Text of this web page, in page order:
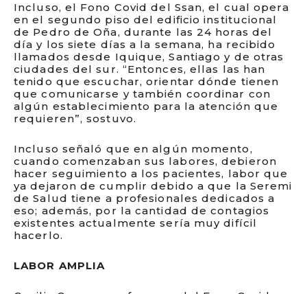
Incluso, el Fono Covid del Ssan, el cual opera
en el segundo piso del edificio institucional
de Pedro de Oña, durante las 24 horas del
día y los siete días a la semana, ha recibido
llamados desde Iquique, Santiago y de otras
ciudades del sur. “Entonces, ellas las han
tenido que escuchar, orientar dónde tienen
que comunicarse y también coordinar con
algún establecimiento para la atención que
requieren”, sostuvo.
Incluso señaló que en algún momento,
cuando comenzaban sus labores, debieron
hacer seguimiento a los pacientes, labor que
ya dejaron de cumplir debido a que la Seremi
de Salud tiene a profesionales dedicados a
eso; además, por la cantidad de contagios
existentes actualmente sería muy difícil
hacerlo.
LABOR AMPLIA